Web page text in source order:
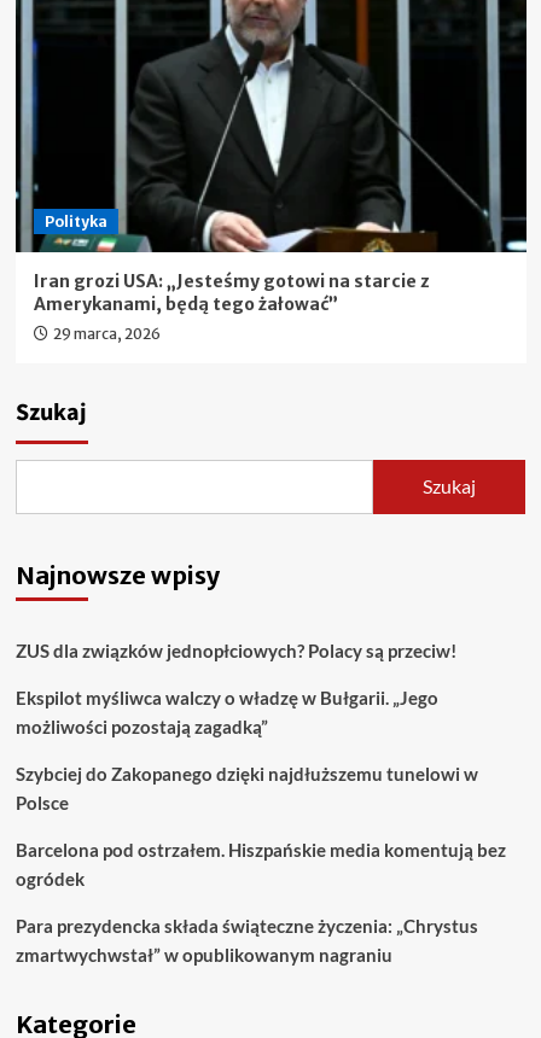
Polityka
Iran grozi USA: „Jesteśmy gotowi na starcie z
Amerykanami, będą tego żałować”
29 marca, 2026
Szukaj
Szukaj
Najnowsze wpisy
ZUS dla związków jednopłciowych? Polacy są przeciw!
Ekspilot myśliwca walczy o władzę w Bułgarii. „Jego
możliwości pozostają zagadką”
Szybciej do Zakopanego dzięki najdłuższemu tunelowi w
Polsce
Barcelona pod ostrzałem. Hiszpańskie media komentują bez
ogródek
Para prezydencka składa świąteczne życzenia: „Chrystus
zmartwychwstał” w opublikowanym nagraniu
Kategorie